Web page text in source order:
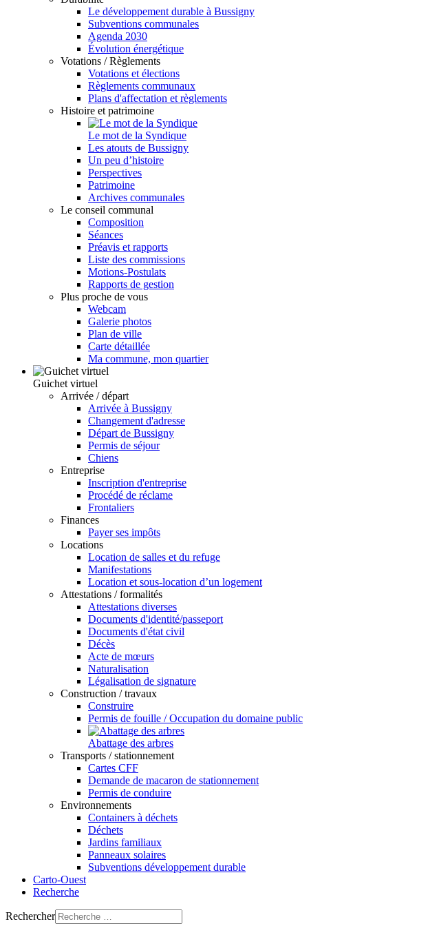
Le développement durable à Bussigny
Subventions communales
Agenda 2030
Évolution énergétique
Votations / Règlements
Votations et élections
Règlements communaux
Plans d'affectation et règlements
Histoire et patrimoine
Le mot de la Syndique
Les atouts de Bussigny
Un peu d’histoire
Perspectives
Patrimoine
Archives communales
Le conseil communal
Composition
Séances
Préavis et rapports
Liste des commissions
Motions-Postulats
Rapports de gestion
Plus proche de vous
Webcam
Galerie photos
Plan de ville
Carte détaillée
Ma commune, mon quartier
Guichet virtuel
Arrivée / départ
Arrivée à Bussigny
Changement d'adresse
Départ de Bussigny
Permis de séjour
Chiens
Entreprise
Inscription d'entreprise
Procédé de réclame
Frontaliers
Finances
Payer ses impôts
Locations
Location de salles et du refuge
Manifestations
Location et sous-location d’un logement
Attestations / formalités
Attestations diverses
Documents d'identité/passeport
Documents d'état civil
Décès
Acte de mœurs
Naturalisation
Légalisation de signature
Construction / travaux
Construire
Permis de fouille / Occupation du domaine public
Abattage des arbres
Transports / stationnement
Cartes CFF
Demande de macaron de stationnement
Permis de conduire
Environnements
Containers à déchets
Déchets
Jardins familiaux
Panneaux solaires
Subventions développement durable
Carto-Ouest
Recherche
Rechercher